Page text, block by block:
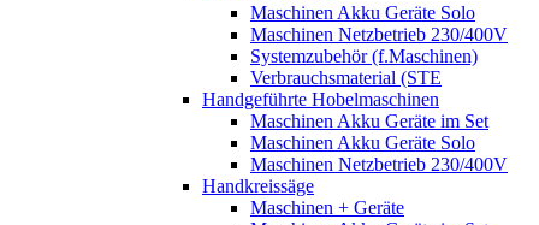
Maschinen Akku Geräte Solo
Maschinen Netzbetrieb 230/400V
Systemzubehör (f.Maschinen)
Verbrauchsmaterial (STE
Handgeführte Hobelmaschinen
Maschinen Akku Geräte im Set
Maschinen Akku Geräte Solo
Maschinen Netzbetrieb 230/400V
Handkreissäge
Maschinen + Geräte